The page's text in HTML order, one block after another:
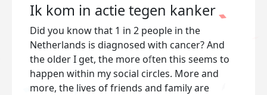
Ik kom in actie tegen kanker
Did you know that 1 in 2 people in the
Netherlands is diagnosed with cancer? And
the older I get, the more often this seems to
happen within my social circles. More and
more, the lives of friends and family are